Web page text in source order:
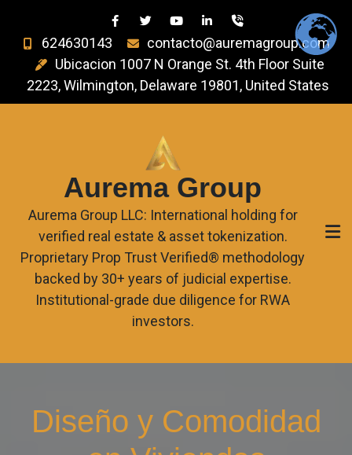
624630143
contacto@auremagroup.com
Ubicacion 1007 N Orange St. 4th Floor Suite
2223, Wilmington, Delaware 19801, United States
Aurema Group
Aurema Group LLC: International holding for
verified real estate & asset tokenization.
Proprietary Prop Trust Verified® methodology
backed by 30+ years of judicial expertise.
Institutional-grade due diligence for RWA
investors.
Diseño y Comodidad